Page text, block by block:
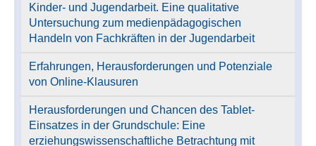
Kinder- und Jugendarbeit. Eine qualitative
Untersuchung zum medienpädagogischen
Handeln von Fachkräften in der Jugendarbeit
Erfahrungen, Herausforderungen und Potenziale
von Online-Klausuren
Herausforderungen und Chancen des Tablet-
Einsatzes in der Grundschule: Eine
erziehungswissenschaftliche Betrachtung mit